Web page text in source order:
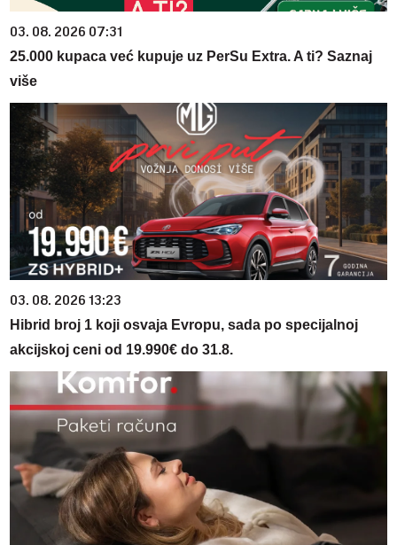
03. 08. 2026 07:31
25.000 kupaca već kupuje uz PerSu Extra. A ti? Saznaj
više
03. 08. 2026 13:23
Hibrid broj 1 koji osvaja Evropu, sada po specijalnoj
akcijskoj ceni od 19.990€ do 31.8.